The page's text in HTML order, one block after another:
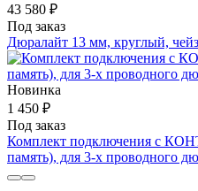
43 580 ₽
Под заказ
Дюралайт 13 мм, круглый,
Новинка
1 450 ₽
Под заказ
Комплект подключения с
память), для 3-х проводного